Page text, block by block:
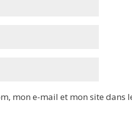
mon e-mail et mon site dans